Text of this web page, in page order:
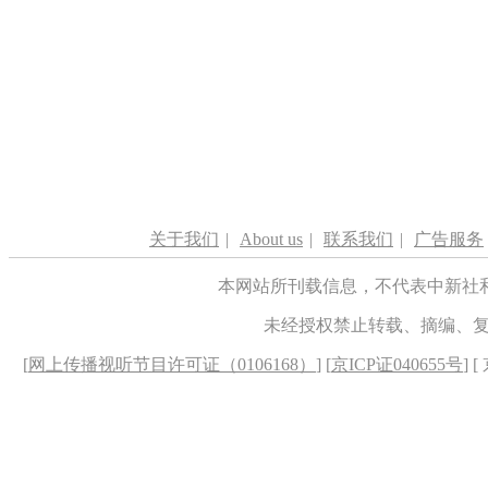
关于我们 | About us | 联系我们 | 广告服务
本网站所刊载信息，不代表中新
未经授权禁止转载、摘编、
[网上传播视听节目许可证（0106168） ] [京ICP证040655号] [